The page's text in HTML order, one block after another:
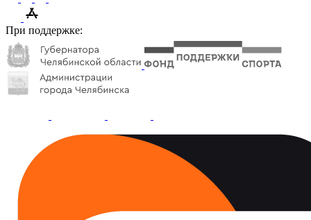
При поддержке: